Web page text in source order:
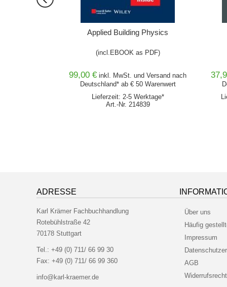
Applied Building Physics
(incl.EBOOK as PDF)
99,00 € inkl. MwSt. und Versand nach
Deutschland* ab € 50 Warenwert
Lieferzeit: 2-5 Werktage*
Art.-Nr. 214839
ADRESSE
Karl Krämer Fachbuchhandlung
Rotebühlstraße 42
70178 Stuttgart
Tel.: +49 (0) 711/ 66 99 30
Fax: +49 (0) 711/ 66 99 360
info@karl-kraemer.de
Über uns
Häufig
Impressum
AGB
Widerrufsrecht